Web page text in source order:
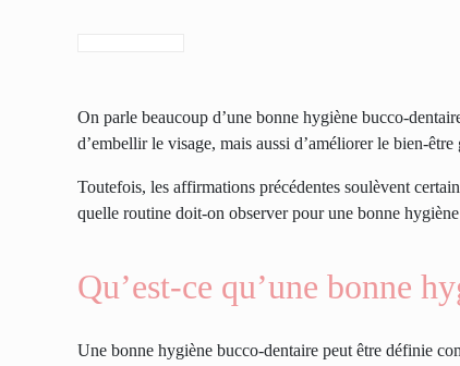
On parle beaucoup d’une bonne hygiène bucco-
d’embellir le visage, mais aussi d’améliorer le bien-
Toutefois, les affirmations précédentes soulèvent
quelle routine doit-on observer pour une bonne
Qu’est-ce qu’une bonne
Une bonne hygiène bucco-dentaire peut être définie